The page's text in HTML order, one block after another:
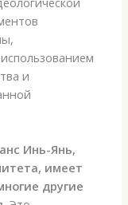
и
Инь-Янь,
имеет
другие